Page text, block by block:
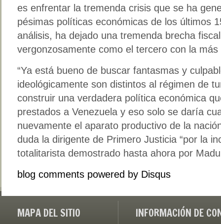
es enfrentar la tremenda crisis que se ha
pésimas políticas económicas de los últimos
análisis, ha dejado una tremenda brecha
vergonzosamente como el tercero con la
“Ya está bueno de buscar fantasmas y
ideológicamente son distintos al régimen de
construir una verdadera política económica
prestados a Venezuela y eso solo se daría
nuevamente el aparato productivo de la
duda la dirigente de Primero Justicia “por la
totalitarista demostrado hasta ahora por
blog comments powered by Disqus
MAPA DEL SITIO INFORMACIÓN DE